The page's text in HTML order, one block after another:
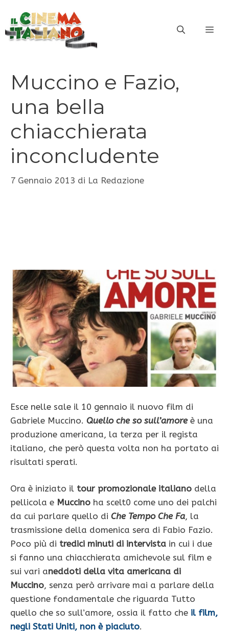
contenuto
Muccino e Fazio,
una bella
chiacchierata
inconcludente
7 Gennaio 2013 di La Redazione
Esce nelle sale il 10 gennaio il nuovo film di
Gabriele Muccino. Quello che so sull’amoreè una
produzione americana, la terza per il regista
italiano, che però questa volta non ha portato ai
risultati sperati.
Ora è iniziato il tour promozionale italiano della
pellicola e Muccino ha scelt0 come uno dei palchi
da cui parlare quello di Che Tempo Che Fa, la
trasmissione della domenica sera di Fabio Fazio.
Poco più di tredici minuti di intervista in cui i due
si fanno una chiacchierata amichevole sul film e
sui vari aneddoti della vita americana di
Muccino, senza però arrivare mai a parlare della
questione fondamentale che riguarda Tutto
quello che so sull’amore, ossia il fatto che il film,
negli Stati Uniti, non è piaciuto.